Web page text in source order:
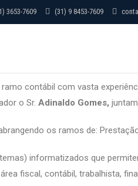
3653-7609 (31) 9 8453-7609
contábil com vasta
o Sr. Adinaldo Gomes,
os ramos de:
informatizados que
fiscal, contábil, trabalhista,